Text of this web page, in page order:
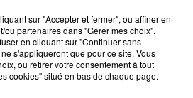
+ D'ÉVÈNEMENTS
sur "Accepter et fermer", ou affiner en
partenaires dans "Gérer mes choix".
en cliquant sur "Continuer sans
s'appliqueront que pour ce site. Vous
ou retirer votre consentement à tout
cookies" situé en bas de chaque page.